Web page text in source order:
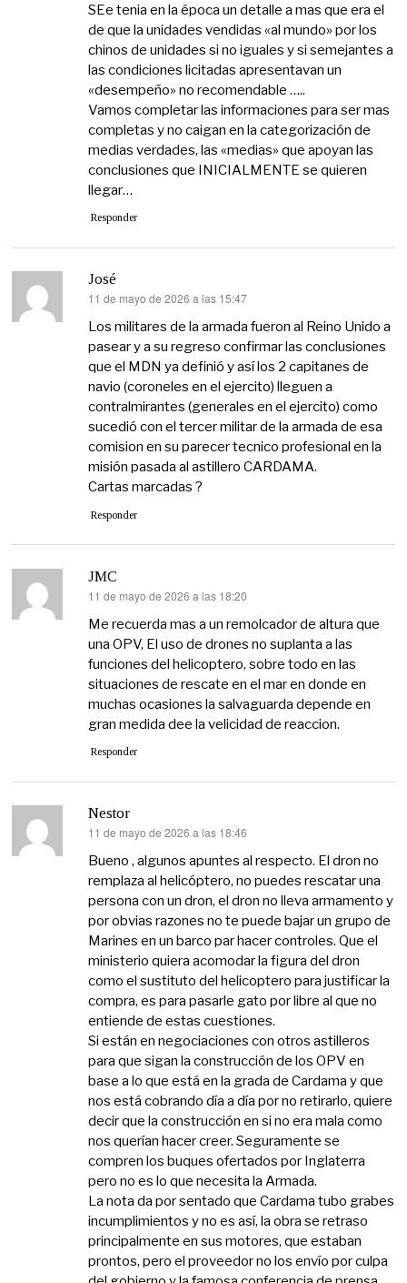
SEe tenia en la época un detalle a mas que era el
de que la unidades vendidas «al mundo» por los
chinos de unidades si no iguales y si semejantes a
las condiciones licitadas apresentavan un
«desempeño» no recomendable …..
Vamos completar las informaciones para ser mas
completas y no caigan en la categorización de
medias verdades, las «medias» que apoyan las
conclusiones que INICIALMENTE se quieren
llegar…
Responder
José
dice:
11 de mayo de 2026 a las 15:47
Los militares de la armada fueron al Reino Unido a
pasear y a su regreso confirmar las conclusiones
que el MDN ya definió y así los 2 capitanes de
navio (coroneles en el ejercito) lleguen a
contralmirantes (generales en el ejercito) como
sucedió con el tercer militar de la armada de esa
comision en su parecer tecnico profesional en la
misión pasada al astillero CARDAMA.
Cartas marcadas ?
Responder
JMC
dice:
11 de mayo de 2026 a las 18:20
Me recuerda mas a un remolcador de altura que
una OPV, El uso de drones no suplanta a las
funciones del helicoptero, sobre todo en las
situaciones de rescate en el mar en donde en
muchas ocasiones la salvaguarda depende en
gran medida dee la velicidad de reaccion.
Responder
Nestor
dice:
11 de mayo de 2026 a las 18:46
Bueno , algunos apuntes al respecto. El dron no
remplaza al helicóptero, no puedes rescatar una
persona con un dron, el dron no lleva armamento y
por obvias razones no te puede bajar un grupo de
Marines en un barco par hacer controles. Que el
ministerio quiera acomodar la figura del dron
como el sustituto del helicoptero para justificar la
compra, es para pasarle gato por libre al que no
entiende de estas cuestiones.
Si están en negociaciones con otros astilleros
para que sigan la construcción de los OPV en
base a lo que está en la grada de Cardama y que
nos está cobrando día a día por no retirarlo, quiere
decir que la construcción en si no era mala como
nos querían hacer creer. Seguramente se
compren los buques ofertados por Inglaterra
pero no es lo que necesita la Armada.
La nota da por sentado que Cardama tubo grabes
incumplimientos y no es así, la obra se retraso
principalmente en sus motores, que estaban
prontos, pero el proveedor no los envío por culpa